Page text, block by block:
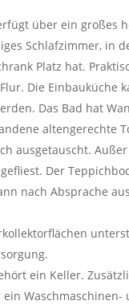
über ein großes
Schlafzimmer, in
Platz hat.
Die Einbauküche
Das Bad hat
altengerechte
ausgetauscht.
Der
nach Absprache
ein Keller.
Waschmaschinen-